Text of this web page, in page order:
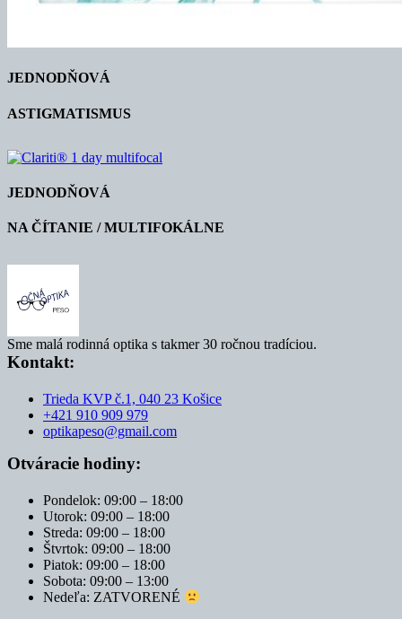
JEDNODŇOVÁ
ASTIGMATISMUS
JEDNODŇOVÁ
NA ČÍTANIE / MULTIFOKÁLNE
Sme malá rodinná optika s takmer 30 ročnou tradíciou.
Kontakt:
Trieda KVP č.1, 040 23 Košice
+421 910 909 979
optikapeso@gmail.com
Otváracie hodiny:
Pondelok: 09:00 – 18:00
Utorok: 09:00 – 18:00
Streda: 09:00 – 18:00
Štvrtok: 09:00 – 18:00
Piatok: 09:00 – 18:00
Sobota: 09:00 – 13:00
Nedeľa: ZATVORENÉ